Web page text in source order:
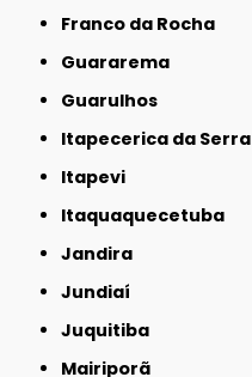
Franco da Rocha
Guararema
Guarulhos
Itapecerica da Serra
Itapevi
Itaquaquecetuba
Jandira
Jundiaí
Juquitiba
Mairiporã